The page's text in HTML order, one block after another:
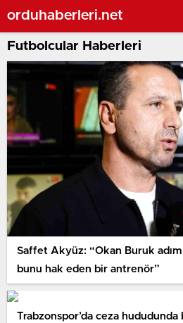
orduhaberleri.net
Futbolcular Haberleri
Saffet Akyüz: “Okan Buruk adım
bunu hak eden bir antrenör”
Trabzonspor’da ceza